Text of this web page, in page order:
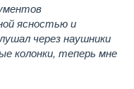
ясностью и
через наушники
колонки, теперь мне